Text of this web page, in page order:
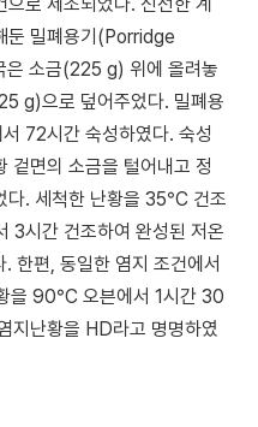
둔 밀폐용기(Porridge
소금(225 g) 위에 올려놓
g)으로 덮어주었다. 밀폐용
72시간 숙성하였다. 숙성
겉면의 소금을 털어내고 정
다. 세척한 난황을 35°C 건조
시간 건조하여 완성된 저온
한편, 동일한 염지 조건에서
을 90°C 오븐에서 1시간 30
지난황을 HD라고 명명하였